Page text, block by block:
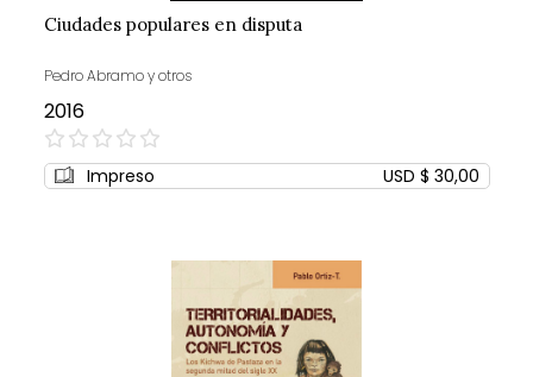
Ciudades populares en disputa
Pedro Abramo y otros
2016
0%
Impreso USD $ 30,00